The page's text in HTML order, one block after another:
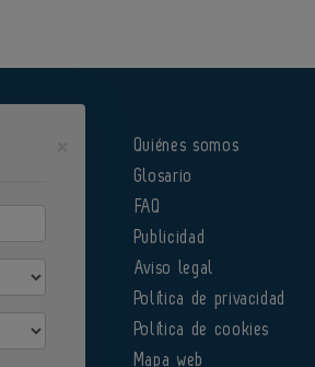
Quiénes somos
Glosario
FAQ
Publicidad
Aviso legal
Política de privacidad
Política de cookies
Mapa web